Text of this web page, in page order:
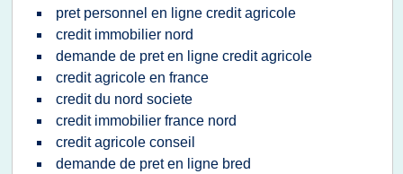
pret personnel en ligne credit agricole
credit immobilier nord
demande de pret en ligne credit agricole
credit agricole en france
credit du nord societe
credit immobilier france nord
credit agricole conseil
demande de pret en ligne bred